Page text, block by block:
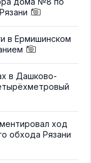
в Ермишинском
в Дашково-
ход
обхода Рязани